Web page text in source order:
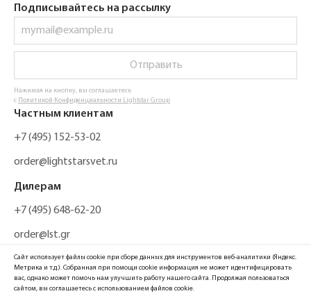
Подписывайтесь на рассылку
Отправить
Нажимая на кнопку, вы соглашаетесь
с Политикой Конфиденциальности Lightstar Group
Частным клиентам
+7 (495) 152-53-02
order@lightstarsvet.ru
Дилерам
+7 (495) 648-62-20
order@lst.gr
Сайт использует файлы cookie при сборе данных для инструментов веб-аналитики (Яндекс.
Метрика и т.д.). Собранная при помощи cookie информация не может идентифицировать
вас, однако может помочь нам улучшить работу нашего сайта. Продолжая пользоваться
сайтом, вы соглашаетесь с использованием файлов cookie.